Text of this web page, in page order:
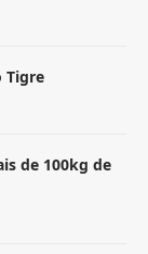
Tigre
de 100kg de